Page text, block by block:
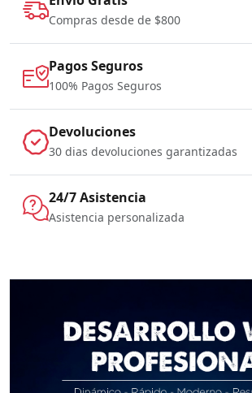
Compras desde de $800
Pagos Seguros
100% Pagos Seguros
Devoluciones
30 dias devoluciones garantizadas
24/7 Asistencia
Asistencia personalizada